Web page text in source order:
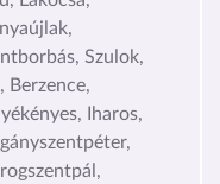
Szulok,
Berzence,
Iharos,